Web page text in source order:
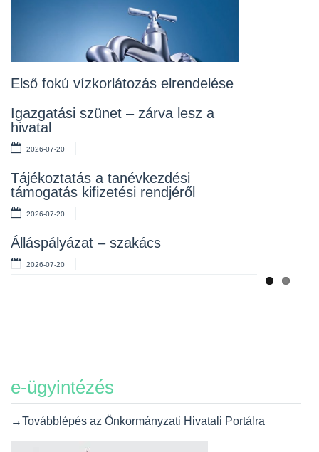
Első fokú vízkorlátozás elrendelése
Igazgatási szünet – zárva lesz a
hivatal
2026-07-20
Tájékoztatás a tanévkezdési
támogatás kifizetési rendjéről
2026-07-20
Álláspályázat – szakács
2026-07-20
Lakossági fórum az Erzsébet téri
2026-07-10
Rendelet kihirdetése
2026-07-10
Álláspályázat – takarító
2026-07-06
e-ügyintézés
→Továbblépés az Önkormányzati Hivatali Portálra